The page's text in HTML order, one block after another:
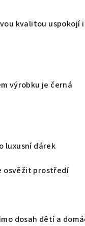
kvalitou uspokojí i
výrobku je černá
luxusní dárek
osvěžit prostředí
dosah dětí a